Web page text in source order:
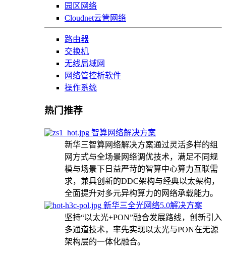
园区网络
Cloudnet云管网络
路由器
交换机
无线局域网
网络管控析软件
操作系统
热门推荐
智算网络解决方案
新华三智算网络解决方案通过灵活多样的组
网方式与全场景网络调优技术，满足不同规
模与场景下日益严苛的智算中心算力互联需
求，兼具创新的DDC架构与经典以太架构，
全面提升对多元异构算力的网络承载能力。
新华三全光网络5.0解决方案
坚持“以太光+PON”融合发展路线，创新引入
多通道技术，率先实现以太光与PON在无源
架构层的一体化融合。